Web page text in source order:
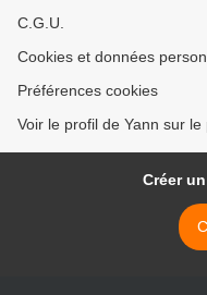
C.G.U.
Cookies et données
Préférences cookies
Voir le profil de Yann sur
Créer